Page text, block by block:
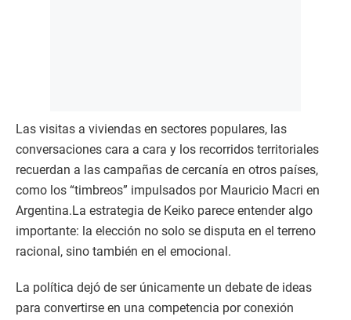
Las visitas a viviendas en sectores populares, las
conversaciones cara a cara y los recorridos territoriales
recuerdan a las campañas de cercanía en otros países,
como los “timbreos” impulsados por Mauricio Macri en
Argentina.La estrategia de Keiko parece entender algo
importante: la elección no solo se disputa en el terreno
racional, sino también en el emocional.
La política dejó de ser únicamente un debate de ideas
para convertirse en una competencia por conexión